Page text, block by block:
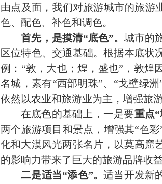
由点及面，我们对旅游城市的旅游
色、配色、补色和调色。
首先，是摸清“底色”。 城市的
区位特色、交通基础。根据本底状
例：“敦，大也；煌，盛也”，敦煌
名城，素有“西部明珠”、“戈壁绿
依然以农业和旅游业为主，增强旅
在底色的基础上，一是要重点
两个旅游项目和景点，增强其“色
化和大漠风光两张名片，以莫高窟
的影响力带来了巨大的旅游品牌收益
二是适当“添色”。适当开发新